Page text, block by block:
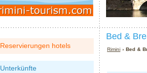
Bed &
Rimini › Bed &
Reservierungen hotels
Unterkünfte